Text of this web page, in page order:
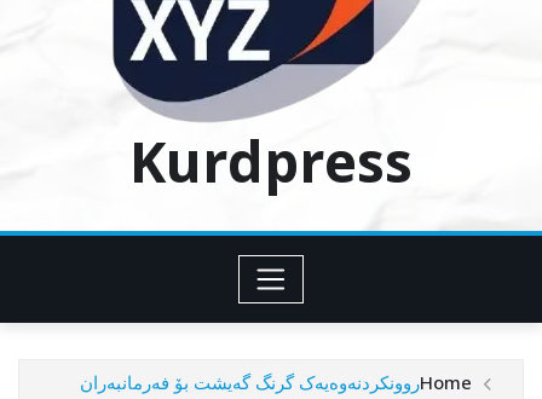
Kurdpress
Homeروونکردنەوەیەک گرنگ گەیشت بۆ فەرمانبەران